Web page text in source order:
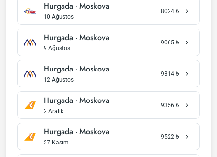
Hurgada - Moskova
10 Ağustos
8024 ₺
Hurgada - Moskova
9 Ağustos
9065 ₺
Hurgada - Moskova
12 Ağustos
9314 ₺
Hurgada - Moskova
2 Aralık
9356 ₺
Hurgada - Moskova
27 Kasım
9522 ₺